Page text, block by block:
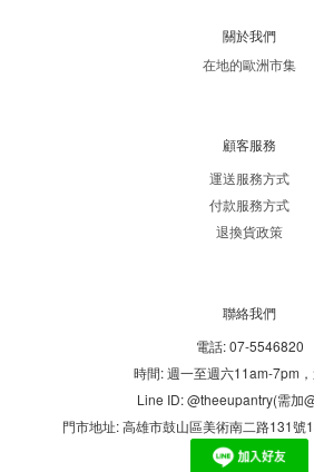
關於我們
在地的歐洲市集
顧客服務
運送服務方式
付款服務方式
退換貨政策
聯絡我們
電話: 07-5546820
時間: 週一至週六11am-7pm
Line ID: @theeupantry(需加
門市地址: 高雄市鼓山區美術南二路131號